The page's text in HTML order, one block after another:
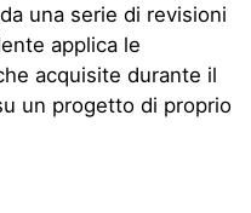
una serie di revisioni
applica le
acquisite durante il
un progetto di proprio